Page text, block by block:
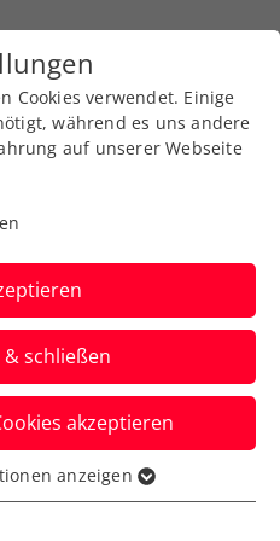
für
verliert in
erst im Tiebreak
Cookies verwendet. Einige
während es uns andere
auf unserer Webseite
schließen
akzeptieren
für grundlegende
anzeigen